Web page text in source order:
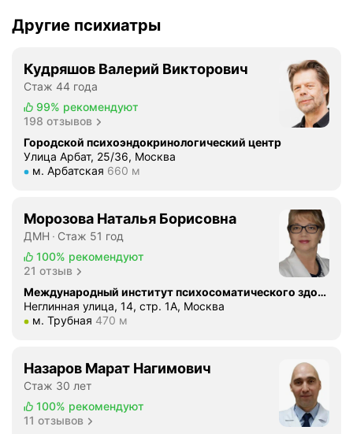
Другие психиатры
Кудряшов Валерий Викторович
Стаж 44 года
99% рекомендуют
198 отзывов
Городской психоэндокринологический центр
Улица Арбат, 25/36, Москва
Метро м. Арбатская Расстояние 660 м
м. Арбатская 660 м
Морозова Наталья Борисовна
ДМН
Стаж 51 год
100% рекомендуют
21 отзыв
Международный институт психосоматического здоровья
Неглинная улица, 14, стр. 1А, Москва
Метро м. Трубная Расстояние 470 м
м. Трубная 470 м
Назаров Марат Нагимович
Стаж 30 лет
100% рекомендуют
11 отзывов